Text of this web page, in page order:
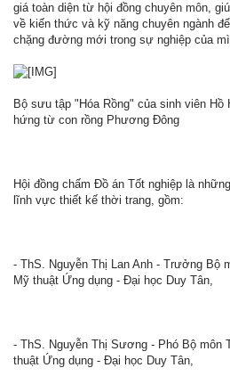
giá toàn diện từ hội đồng chuyên môn,
về kiến thức và kỹ năng chuyên ngành
chặng đường mới trong sự nghiệp của
Bộ sưu tập "Hóa Rồng" của sinh viên
hứng từ con rồng Phương Đông
Hội đồng chấm Đồ án Tốt nghiệp là
lĩnh vực thiết kế thời trang, gồm:
- ThS. Nguyễn Thị Lan Anh - Trưởng Bộ
Mỹ thuật Ứng dụng - Đại học Duy Tân,
- ThS. Nguyễn Thị Sương - Phó Bộ môn
thuật Ứng dụng - Đại học Duy Tân,